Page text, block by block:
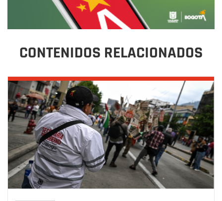
CONTENIDOS RELACIONADOS